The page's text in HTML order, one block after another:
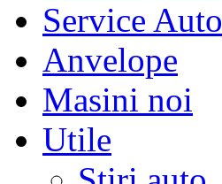
Service Auto
Anvelope
Masini noi
Utile